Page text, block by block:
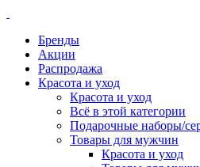
Бренды
Акции
Распродажа
Красота и уход
Красота и уход
Всё в этой категории
Подарочные наборы/
Товары для мужчин
Красота и уход